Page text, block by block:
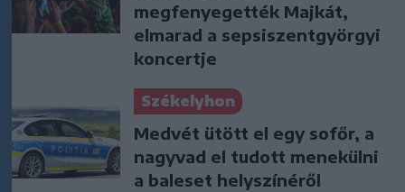
megfenyegették Majkát,
elmarad a sepsiszentgyörgyi
koncertje
Székelyhon
Medvét ütött el egy sofőr, a
nagyvad el tudott menekülni
a baleset helyszínéről